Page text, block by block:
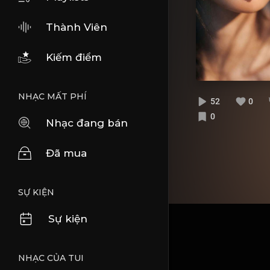
Thành Viên
Kiếm điểm
NHẠC MẤT PHÍ
Nhạc đang bán
Đã mua
SỰ KIỆN
Sự kiện
NHẠC CỦA TUI
52
0
0